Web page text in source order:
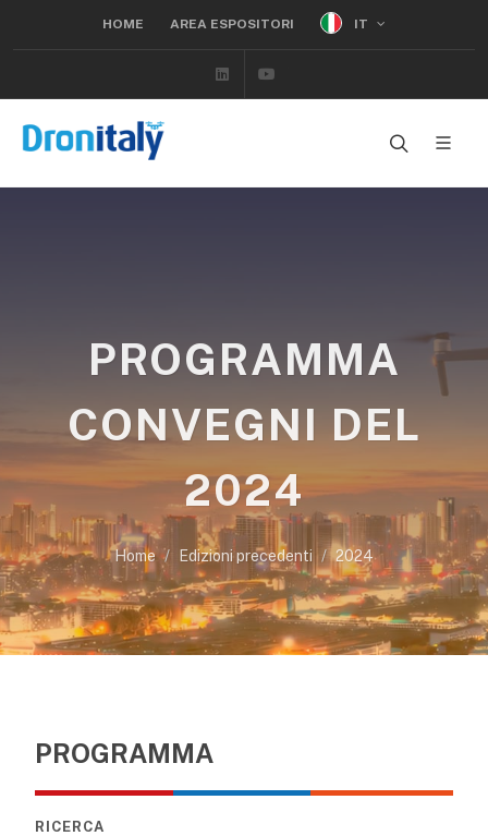
HOME AREA ESPOSITORI IT
Linkedin
PROGRAMMA
CONVEGNI DEL
2024
Home Edizioni precedenti 2024
PROGRAMMA
RICERCA